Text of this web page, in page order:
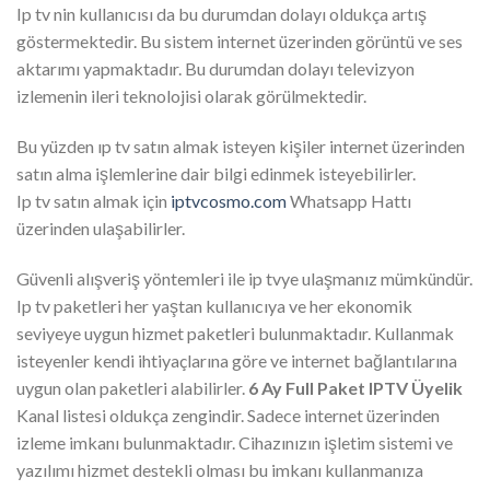
Ip tv nin kullanıcısı da bu durumdan dolayı oldukça artış
göstermektedir. Bu sistem internet üzerinden görüntü ve ses
aktarımı yapmaktadır. Bu durumdan dolayı televizyon
izlemenin ileri teknolojisi olarak görülmektedir.
Bu yüzden ıp tv satın almak isteyen kişiler internet üzerinden
satın alma işlemlerine dair bilgi edinmek isteyebilirler.
Ip tv satın almak için iptvcosmo.comWhatsapp Hattı
üzerinden ulaşabilirler.
Güvenli alışveriş yöntemleri ile ip tvye ulaşmanız mümkündür.
Ip tv paketleri her yaştan kullanıcıya ve her ekonomik
seviyeye uygun hizmet paketleri bulunmaktadır. Kullanmak
isteyenler kendi ihtiyaçlarına göre ve internet bağlantılarına
uygun olan paketleri alabilirler. 6 Ay Full Paket IPTV Üyelik
Kanal listesi oldukça zengindir. Sadece internet üzerinden
izleme imkanı bulunmaktadır. Cihazınızın işletim sistemi ve
yazılımı hizmet destekli olması bu imkanı kullanmanıza